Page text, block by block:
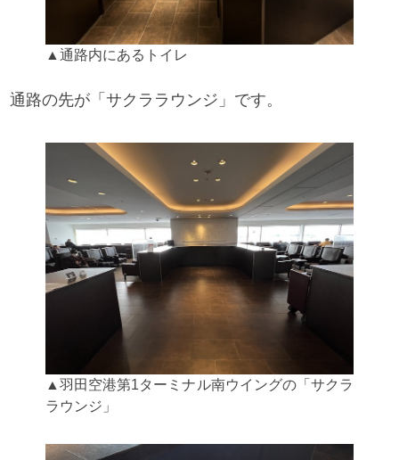
▲通路内にあるトイレ
通路の先が「サクララウンジ」です。
▲羽田空港第1ターミナル南ウイングの「サクラ
ラウンジ」